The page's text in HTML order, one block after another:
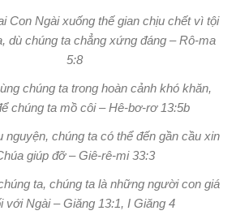
Con Ngài xuống thế gian chịu chết vì tội
dù chúng ta chẳng xứng đáng – Rô-ma
5:8
chúng ta trong hoàn cảnh khó khăn,
chúng ta mồ côi – Hê-bơ-rơ 13:5b
nguyện, chúng ta có thể đến gần cầu xin
giúp đỡ – Giê-rê-mi 33:3
ta, chúng ta là những người con giá
với Ngài – Giăng 13:1, I Giăng 4